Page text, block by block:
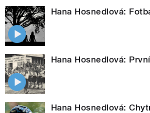
Hana Hosnedlová:
Hana Hosnedlová:
Hana Hosnedlová: